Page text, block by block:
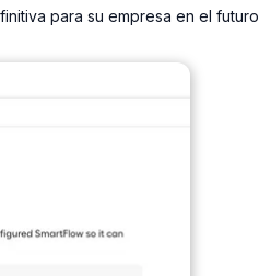
para su empresa en el futuro